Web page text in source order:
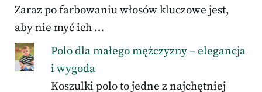
Zaraz po farbowaniu włosów kluczowe jest,
aby nie myć ich …
Polo dla małego mężczyzny – elegancja
i wygoda
Koszulki polo to jedne z najchętniej